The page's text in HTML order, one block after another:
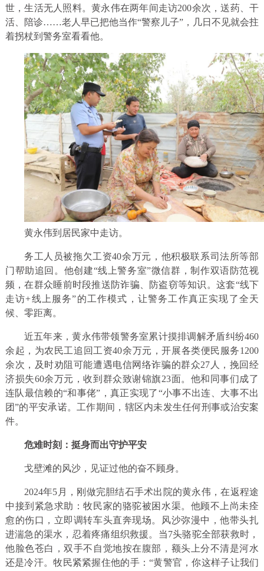
世，生活无人照料。黄永伟在两年间走访200余次，送药、干
活、陪诊……老人早已把他当作“警察儿子”，几日不见就会拄
着拐杖到警务室看看他。
黄永伟到居民家中走访。
务工人员被拖欠工资40余万元，他积极联系司法所等部
门帮助追回。他创建“线上警务室”微信群，制作双语防范视
频，在群众睡前时段推送防诈骗、防盗窃等知识。这套“线下
走访+线上服务”的工作模式，让警务工作真正实现了全天
候、零距离。
近五年来，黄永伟带领警务室累计摸排调解矛盾纠纷460
余起，为农民工追回工资40余万元，开展各类便民服务1200
余次，及时劝阻可能遭遇电信网络诈骗的群众27人，挽回经
济损失60余万元，收到群众致谢锦旗23面。他和同事们成了
连队最信赖的“和事佬”，真正实现了“小事不出连、大事不出
团”的平安承诺。工作期间，辖区内未发生任何刑事或治安案
件。
危难时刻：挺身而出守护平安
戈壁滩的风沙，见证过他的奋不顾身。
2024年5月，刚做完胆结石手术出院的黄永伟，在返程途
中接到紧急求助：牧民家的骆驼被困水渠。他顾不上尚未痊
愈的伤口，立即调转车头直奔现场。风沙弥漫中，他带头扎
进湍急的渠水，忍着疼痛组织救援。当7头骆驼全部获救时，
他脸色苍白，双手不自觉地按在腹部，额头上分不清是河水
还是冷汗。牧民紧紧握住他的手：“黄警官，你这样子让我们